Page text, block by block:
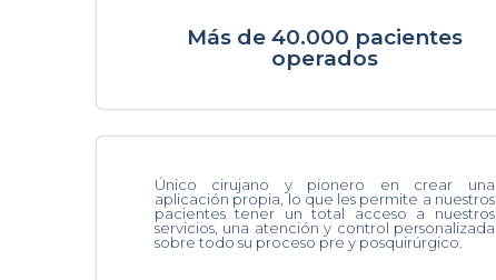
Más de 40.000 pacientes
operados
Único cirujano y pionero en crear una
aplicación propia, lo que les permite a nuestros
pacientes tener un total acceso a nuestros
servicios, una atención y control personalizada
sobre todo su proceso pre y posquirúrgico.